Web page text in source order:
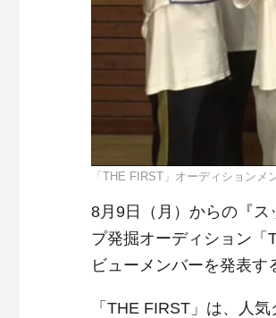
「THE FIRST」オーディションメ
8月9日（月）からの『ス
プ発掘オーディション「
ビューメンバーを発表す
「THE FIRST」は、人